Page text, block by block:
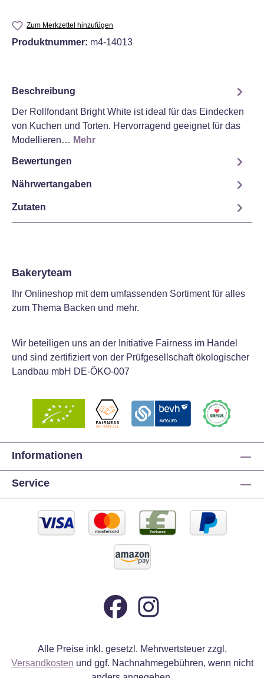
Zum Merkzettel hinzufügen
Produktnummer: m4-14013
Beschreibung
Der Rollfondant Bright White ist ideal für das Eindecken
von Kuchen und Torten. Hervorragend geeignet für das
Modellieren… Mehr
Bewertungen
Nährwertangaben
Zutaten
Bakeryteam
Ihr Onlineshop mit dem umfassenden Sortiment für alles
zum Thema Backen und mehr.
Wir beteiligen uns an der Initiative Fairness im Handel
und sind zertifiziert von der Prüfgesellschaft ökologischer
Landbau mbH DE-ÖKO-007
Informationen
Service
Alle Preise inkl. gesetzl. Mehrwertsteuer zzgl.
Versandkosten und ggf. Nachnahmegebühren, wenn nicht